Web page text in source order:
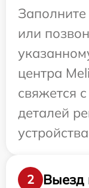
или
центра
свяжется
деталей
2 Выезд